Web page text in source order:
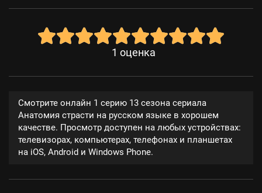
1 оценка
Смотрите онлайн 1 серию 13 сезона сериала
Анатомия страсти на русском языке в хорошем
качестве. Просмотр доступен на любых устройствах:
телевизорах, компьютерах, телефонах и планшетах
на iOS, Android и Windows Phone.